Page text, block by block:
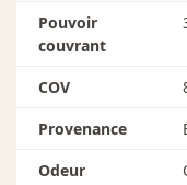
Pouvoir
couvrant
COV
Provenance
Odeur